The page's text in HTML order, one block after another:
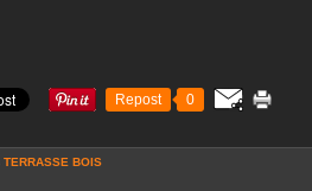
Repost 0
TERRASSE BOIS